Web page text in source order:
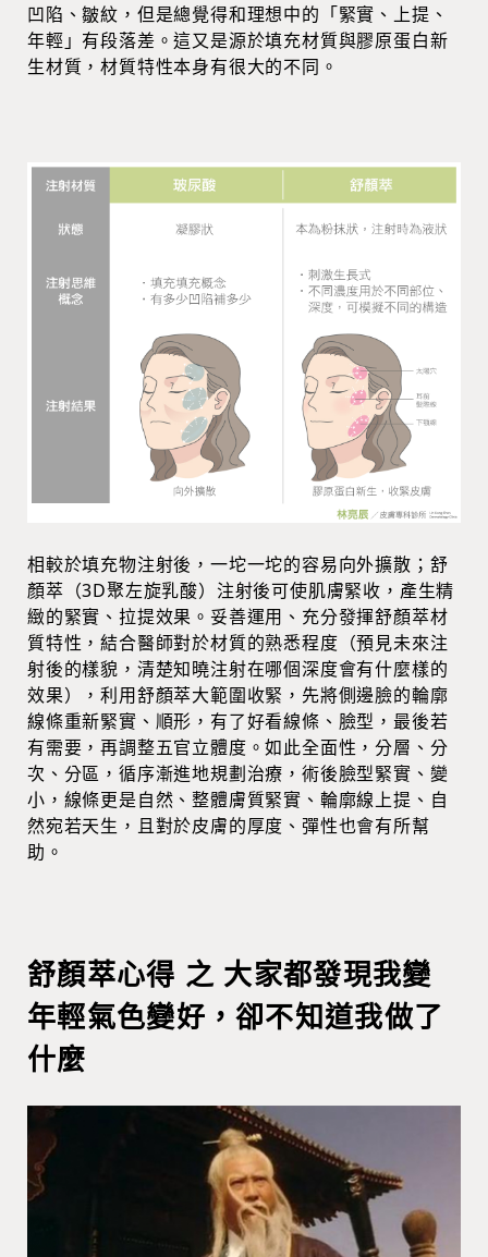
凹陷、皺紋，但是總覺得和理想中的「緊實、上提、
年輕」有段落差。這又是源於填充材質與膠原蛋白新
生材質，材質特性本身有很大的不同。
相較於填充物注射後，一坨一坨的容易向外擴散；舒
顏萃（3D聚左旋乳酸）注射後可使肌膚緊收，產生精
緻的緊實、拉提效果。妥善運用、充分發揮舒顏萃材
質特性，結合醫師對於材質的熟悉程度（預見未來注
射後的樣貌，清楚知曉注射在哪個深度會有什麼樣的
效果），利用舒顏萃大範圍收緊，先將側邊臉的輪廓
線條重新緊實、順形，有了好看線條、臉型，最後若
有需要，再調整五官立體度。如此全面性，分層、分
次、分區，循序漸進地規劃治療，術後臉型緊實、變
小，線條更是自然、整體膚質緊實、輪廓線上提、自
然宛若天生，且對於皮膚的厚度、彈性也會有所幫
助。
舒顏萃心得 之 大家都發現我變
年輕氣色變好，卻不知道我做了
什麼